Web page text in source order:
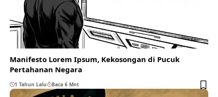
Manifesto Lorem Ipsum, Kekosongan di Pucuk
Pertahanan Negara
1 Tahun Lalu Baca 6 Mnt